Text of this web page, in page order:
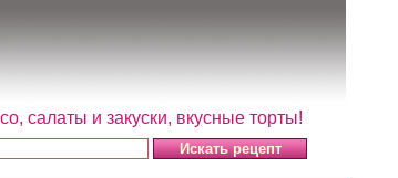
салаты и закуски, вкусные торты!